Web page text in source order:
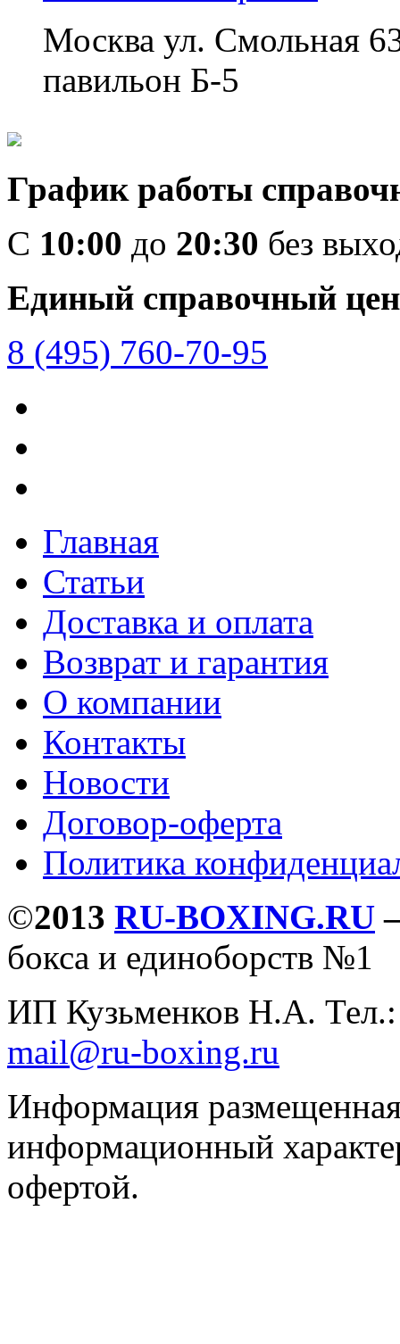
Москва ул. Смольная
павильон Б-5
График работы
C 10:00 до 20:30 без
Единый справочный
8 (495) 760-70-95
Главная
Статьи
Доставка и оплата
Возврат и гарантия
О компании
Контакты
Новости
Договор-оферта
Политика
©2013 RU-BOXING.RU
бокса и единоборств №1
ИП Кузьменков Н.А.
mail@ru-boxing.ru
Информация
информационный
офертой.